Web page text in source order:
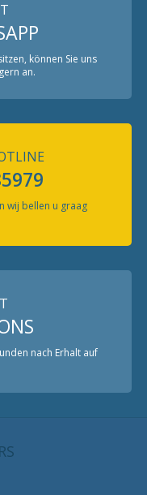
können Sie uns
an.
wij bellen u graag
nach Erhalt auf